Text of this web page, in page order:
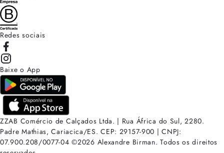
Redes sociais
Baixe o App
ZZAB Comércio de Calçados Ltda. | Rua África do Sul, 2280.
Padre Mathias, Cariacica/ES. CEP: 29157-900 | CNPJ:
07.900.208/0077-04 ©2026 Alexandre Birman. Todos os direitos